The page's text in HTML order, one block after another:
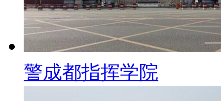
警成都指挥学院